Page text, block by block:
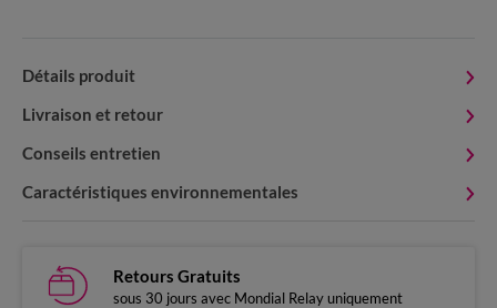
Détails produit
Livraison et retour
Conseils entretien
Caractéristiques environnementales
Retours Gratuits
sous 30 jours avec Mondial Relay uniquement